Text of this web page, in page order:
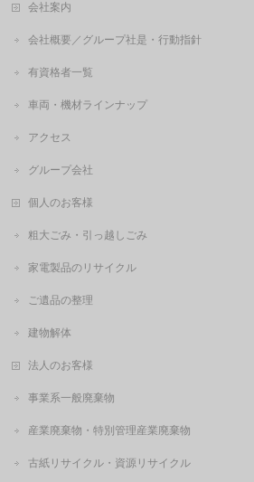
会社案内
会社概要／グループ社是・行動指針
有資格者一覧
車両・機材ラインナップ
アクセス
グループ会社
個人のお客様
粗大ごみ・引っ越しごみ
家電製品のリサイクル
ご遺品の整理
建物解体
法人のお客様
事業系一般廃棄物
産業廃棄物・特別管理産業廃棄物
古紙リサイクル・資源リサイクル